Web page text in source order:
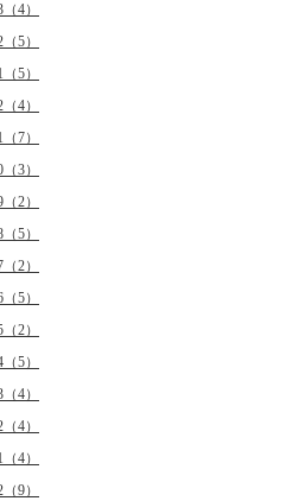
4）
5）
5）
4）
7）
3）
2）
5）
2）
5）
2）
5）
4）
4）
4）
9）